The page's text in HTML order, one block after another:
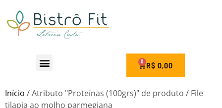
R$ 0,00
0
Início / Atributo "Proteínas (100grs)" de produto / File
tilapia ao molho parmegiana